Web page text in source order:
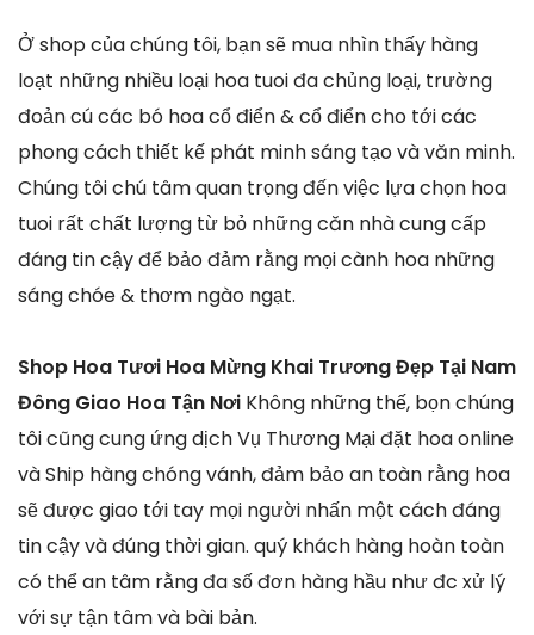
Ở shop của chúng tôi, bạn sẽ mua nhìn thấy hàng
loạt những nhiều loại hoa tuoi đa chủng loại, trường
đoản cú các bó hoa cổ điển & cổ điển cho tới các
phong cách thiết kế phát minh sáng tạo và văn minh.
Chúng tôi chú tâm quan trọng đến việc lựa chọn hoa
tuoi rất chất lượng từ bỏ những căn nhà cung cấp
đáng tin cậy để bảo đảm rằng mọi cành hoa những
sáng chóe & thơm ngào ngạt.
Shop Hoa Tươi Hoa Mừng Khai Trương Đẹp Tại Nam
Đông Giao Hoa Tận Nơi Không những thế, bọn chúng
tôi cũng cung ứng dịch Vụ Thương Mại đặt hoa online
và Ship hàng chóng vánh, đảm bảo an toàn rằng hoa
sẽ được giao tới tay mọi người nhấn một cách đáng
tin cậy và đúng thời gian. quý khách hàng hoàn toàn
có thể an tâm rằng đa số đơn hàng hầu như đc xử lý
với sự tận tâm và bài bản.